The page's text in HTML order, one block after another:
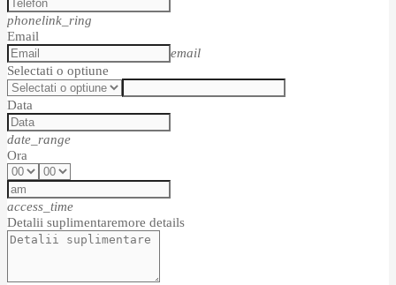
phonelink_ring
Email
email
Selectati o optiune
Data
date_range
Ora
access_time
Detalii suplimentaremore details